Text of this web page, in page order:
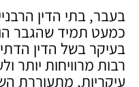
בעבר, בתי הדין
כמעט תמיד שהגבר
בעיקר בשל הדין
רבות מרוויחות יותר
עיקריות, מתעוררת